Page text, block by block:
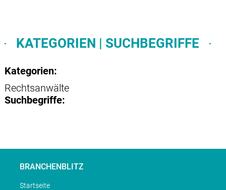
KATEGORIEN | SUCHBEGRIFFE
Kategorien:
Rechtsanwälte
Suchbegriffe:
BRANCHENBLITZ
Startseite